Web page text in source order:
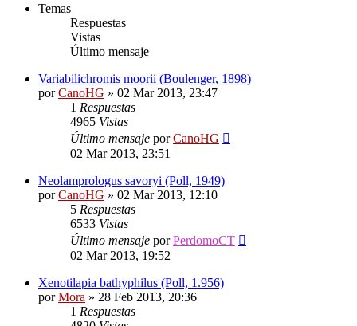
Temas
Respuestas
Vistas
Último mensaje
Variabilichromis moorii (Boulenger, 1898)
porCanoHG » 02 Mar 2013, 23:47
1 Respuestas
4965 Vistas
Último mensaje porCanoHG
02 Mar 2013, 23:51
Neolamprologus savoryi (Poll, 1949)
porCanoHG » 02 Mar 2013, 12:10
5 Respuestas
6533 Vistas
Último mensaje porPerdomoCT
02 Mar 2013, 19:52
Xenotilapia bathyphilus (Poll, 1.956)
porMora » 28 Feb 2013, 20:36
1 Respuestas